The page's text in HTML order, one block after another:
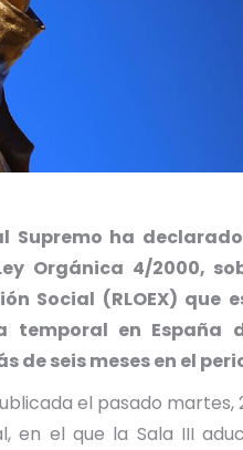
Supremo ha
Orgánica 4/2000,
Social (RLOEX) que
en España
seis meses en el
el pasado martes,
en el que la Sala III